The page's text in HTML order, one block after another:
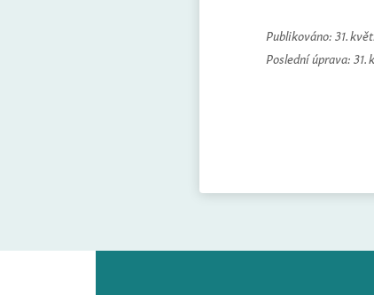
Publikováno: 31.
Poslední úprava: 31.